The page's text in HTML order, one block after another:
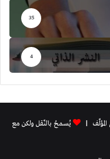
35
4
يُسمحُ بالنّقل ولكن مع